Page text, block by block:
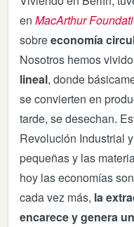
en MacArthur
sobreeconomía
Nosotros hemos
lineal, donde
se convierten en
tarde, se desechan.
Revolución Industrial
pequeñas y las
hoy las economías
cada vez más, la
encarece y genera